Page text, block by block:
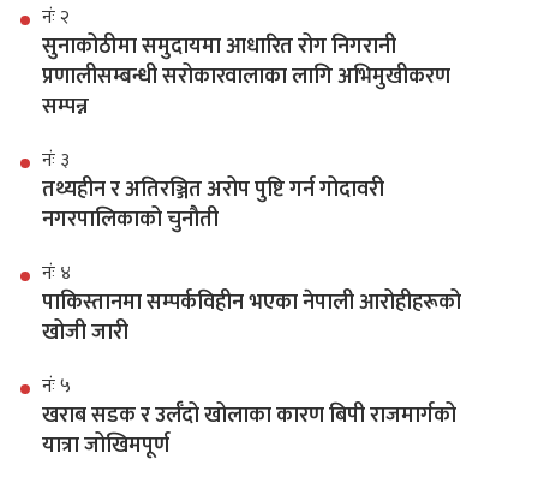
नंः २
सुनाकोठीमा समुदायमा आधारित रोग निगरानी
प्रणालीसम्बन्धी सरोकारवालाका लागि अभिमुखीकरण
सम्पन्न
नंः ३
तथ्यहीन र अतिरञ्जित अरोप पुष्टि गर्न गोदावरी
नगरपालिकाको चुनौती
नंः ४
पाकिस्तानमा सम्पर्कविहीन भएका नेपाली आरोहीहरूको
खोजी जारी
नंः ५
खराब सडक र उर्लँदो खोलाका कारण बिपी राजमार्गको
यात्रा जोखिमपूर्ण